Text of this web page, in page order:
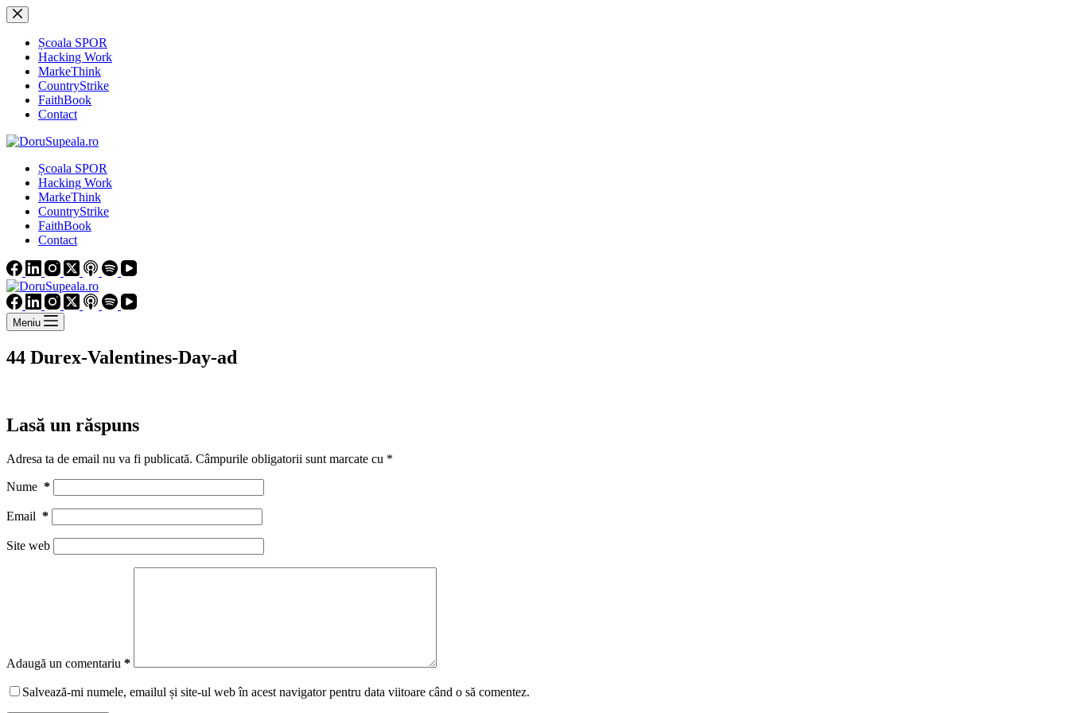
Sari
la
conținutȘcoala SPOR
Hacking Work
MarkeThink
CountryStrike
FaithBook
Contact
Școala SPOR
Hacking Work
MarkeThink
CountryStrike
FaithBook
Contact
Meniu
44 Durex-Valentines-Day-ad
Lasă un răspuns
Adresa ta de email nu va fi publicată. Câmpurile obligatorii sunt marcate cu *
Nume *
Email *
Site web
Adaugă un comentariu *
Salvează-mi numele, emailul și site-ul web în acest navigator pentru data viitoare când o să comentez.